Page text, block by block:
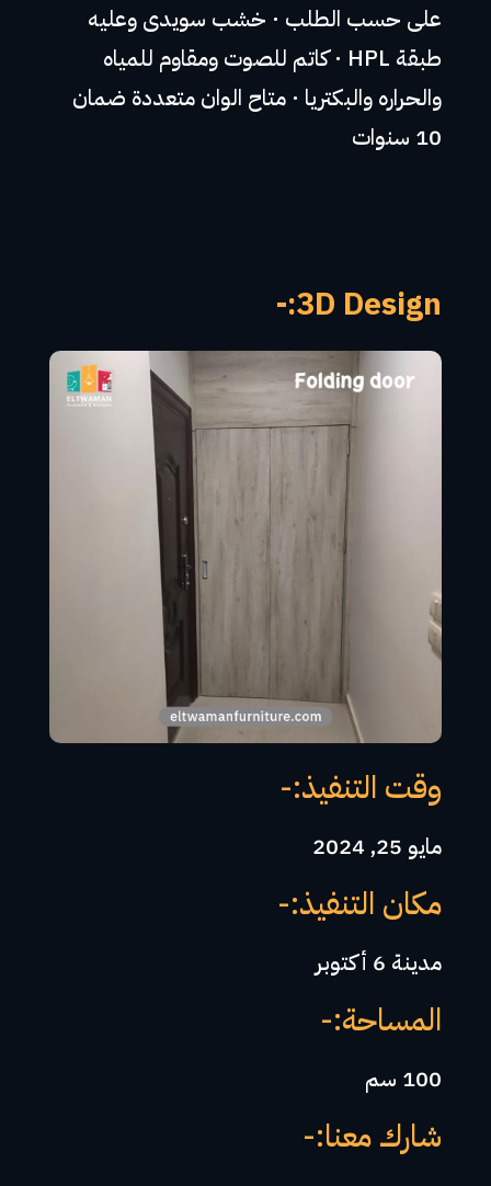
على حسب الطلب · خشب سويدى وعليه
طبقة HPL · كاتم للصوت ومقاوم للمياه
والحراره والبكتريا · متاح الوان متعددة ضمان
10 سنوات
3D Design:-
وقت التنفيذ:-
مايو 25, 2024
مكان التنفيذ:-
مدينة 6 أكتوبر
المساحة:-
100 سم
شارك معنا:-